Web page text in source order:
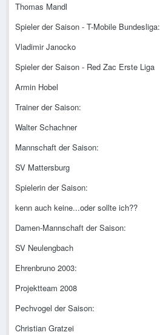
Thomas Mandl
Spieler der Saison - T-Mobile Bundesliga:
Vladimir Janocko
Spieler der Saison - Red Zac Erste Liga
Armin Hobel
Trainer der Saison:
Walter Schachner
Mannschaft der Saison:
SV Mattersburg
Spielerin der Saison:
kenn auch keine...oder sollte ich??
Damen-Mannschaft der Saison:
SV Neulengbach
Ehrenbruno 2003:
Projektteam 2008
Pechvogel der Saison:
Christian Gratzei